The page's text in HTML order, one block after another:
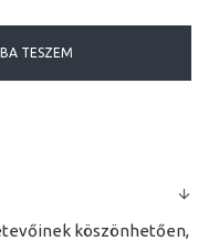
TESZEM
köszönhetően,